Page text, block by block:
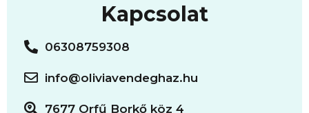
Kapcsolat
06308759308
info@oliviavendeghaz.hu
7677 Orfű Borkő köz 4